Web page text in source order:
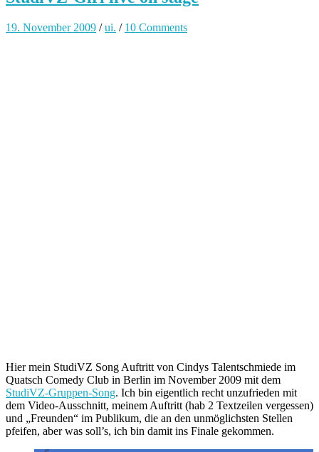
19. November 2009 /ui. / 10 Comments
Hier mein StudiVZ Song Auftritt von Cindys Talentschmiede im
Quatsch Comedy Club in Berlin im November 2009 mit dem
StudiVZ-Gruppen-Song. Ich bin eigentlich recht unzufrieden mit
dem Video-Ausschnitt, meinem Auftritt (hab 2 Textzeilen vergessen)
und „Freunden“ im Publikum, die an den unmöglichsten Stellen
pfeifen, aber was soll’s, ich bin damit ins Finale gekommen.